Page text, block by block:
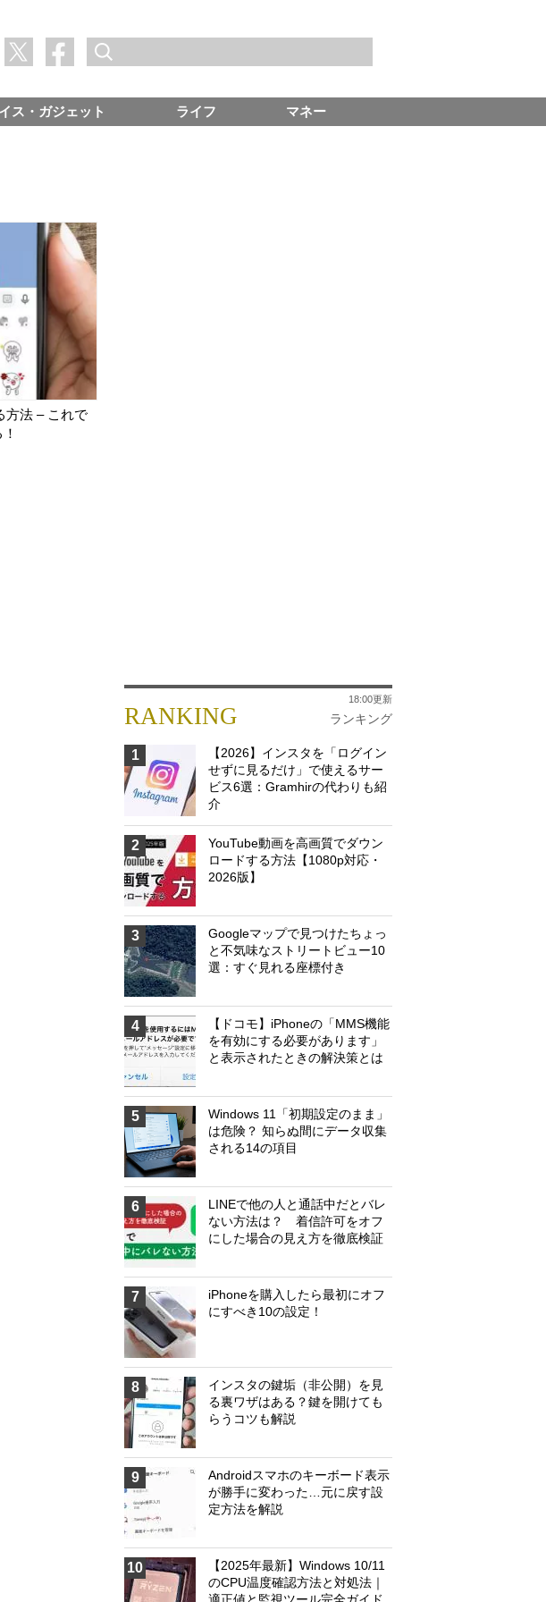
方法 – これで
RANKING ランキング
18:00更新
1
【2026】インスタを「ログイン
せずに見るだけ」で使えるサー
ビス6選：Gramhirの代わりも紹
介
2
YouTube動画を高画質でダウン
ロードする方法【1080p対応・
2026版】
3
Googleマップで見つけたちょっ
と不気味なストリートビュー10
選：すぐ見れる座標付き
4
【ドコモ】iPhoneの「MMS機能
を有効にする必要があります」
と表示されたときの解決策とは
5
Windows 11「初期設定のまま」
は危険？ 知らぬ間にデータ収集
される14の項目
6
LINEで他の人と通話中だとバレ
ない方法は？ 着信許可をオフ
にした場合の見え方を徹底検証
7
iPhoneを購入したら最初にオフ
にすべき10の設定！
8
インスタの鍵垢（非公開）を見
る裏ワザはある？鍵を開けても
らうコツも解説
9
Androidスマホのキーボード表示
が勝手に変わった…元に戻す設
定方法を解説
10
【2025年最新】Windows 10/11
のCPU温度確認方法と対処法｜
ス・ガジェット ライフ マネー